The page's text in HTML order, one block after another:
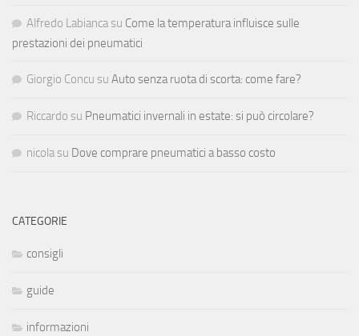
Alfredo Labianca su Come la temperatura influisce sulle
prestazioni dei pneumatici
Giorgio Concu su Auto senza ruota di scorta: come fare?
Riccardo su Pneumatici invernali in estate: si può circolare?
nicola su Dove comprare pneumatici a basso costo
CATEGORIE
consigli
guide
informazioni